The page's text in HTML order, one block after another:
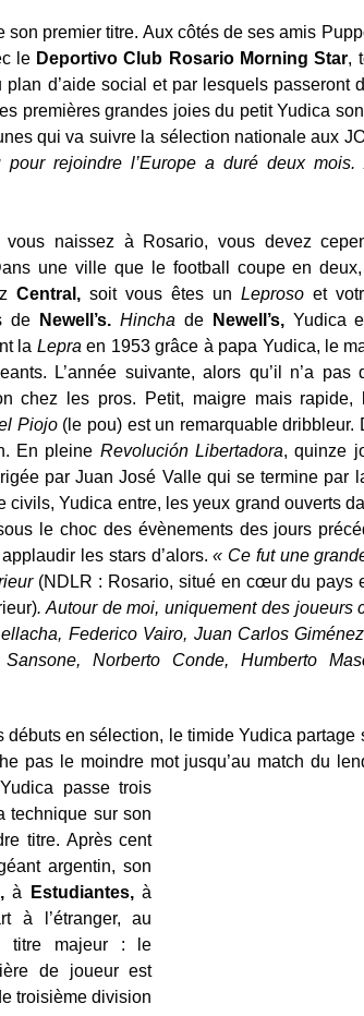
son premier titre. Aux côtés de ses amis
le Deportivo Club Rosario Morning Star,
d’aide social et par lesquels passeront
premières grandes joies du petit Yudica
qui va suivre la sélection nationale aux
rejoindre l’Europe a duré deux
vous naissez à Rosario, vous devez
une ville que le football coupe en
Central,soit vous êtes un Leprosoet
de
Newell’s. Hincha de Newell’s,Yudica
la Lepraen 1953 grâce à papa Yudica, le
L’année suivante, alors qu’il n’a
chez les pros. Petit, maigre mais
Piojo(le pou) est un remarquable dribbleur.
En pleine Revolución Libertadora, quinze
par Juan José Valle qui se termine par
civils, Yudica entre, les yeux grand ouverts
le choc des évènements des jours
les stars d’alors.« Ce fut une
(NDLR : Rosario, situé en cœur du pays
. Autour de moi, uniquement des joueurs
Federico Vairo, Juan Carlos
Sansone, Norberto Conde, Humberto
débuts en sélection, le timide Yudica partage
pas le moindre mot jusqu’au match du
passe trois
technique sur son
titre. Après cent
argentin, son
à Estudiantes,à
à l’étranger, au
titre majeur : le
de joueur est
troisième division